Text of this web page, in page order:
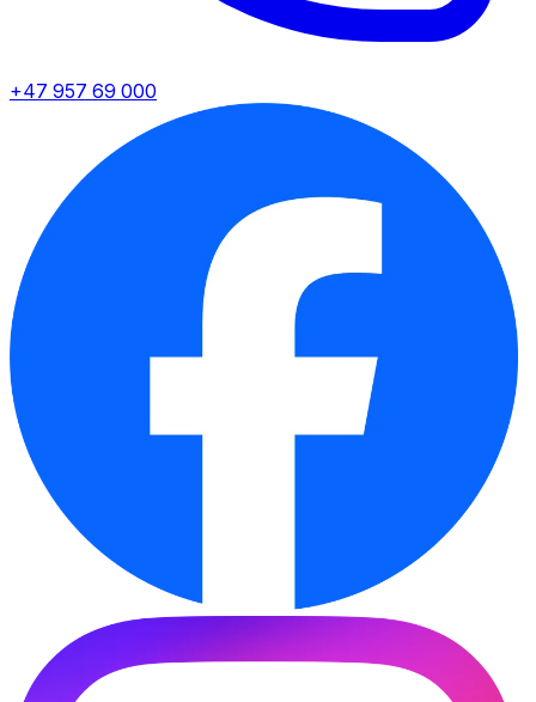
+47 957 69 000